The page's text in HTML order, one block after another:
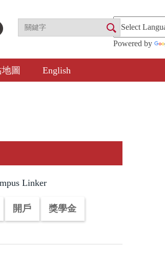
Powered by
圖 English
Linker
開戶 獎學金